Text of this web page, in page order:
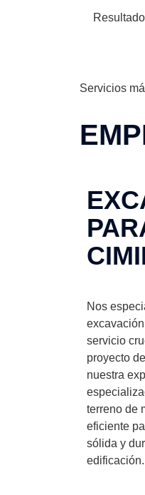
Servicios
Nos
servicio
proyecto
nuestra
terreno de
eficiente
sólida y
edificación.